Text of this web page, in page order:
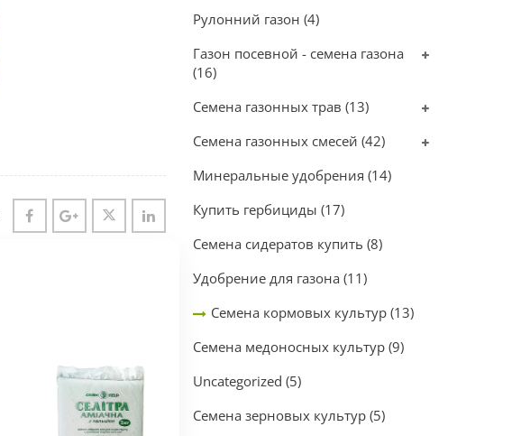
Рулонний газон (4)
Газон посевной - семена газона
(16)
Семена газонных трав (13)
Семена газонных смесей (42)
Минеральные удобрения (14)
Купить гербициды (17)
Семена сидератов купить (8)
Удобрение для газона (11)
Семена кормовых культур (13)
Семена медоносных культур (9)
Uncategorized (5)
Семена зерновых культур (5)